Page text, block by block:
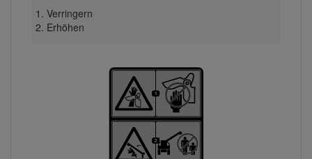
Verringern
Erhöhen